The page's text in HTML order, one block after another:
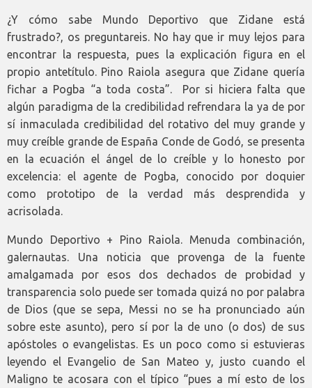
¿Y cómo sabe Mundo Deportivo que Zidane está
frustrado?, os preguntareis. No hay que ir muy lejos para
encontrar la respuesta, pues la explicación figura en el
propio antetítulo. Pino Raiola asegura que Zidane quería
fichar a Pogba “a toda costa”. Por si hiciera falta que
algún paradigma de la credibilidad refrendara la ya de por
sí inmaculada credibilidad del rotativo del muy grande y
muy creíble grande de España Conde de Godó, se presenta
en la ecuación el ángel de lo creíble y lo honesto por
excelencia: el agente de Pogba, conocido por doquier
como prototipo de la verdad más desprendida y
acrisolada.
Mundo Deportivo + Pino Raiola. Menuda combinación,
galernautas. Una noticia que provenga de la fuente
amalgamada por esos dos dechados de probidad y
transparencia solo puede ser tomada quizá no por palabra
de Dios (que se sepa, Messi no se ha pronunciado aún
sobre este asunto), pero sí por la de uno (o dos) de sus
apóstoles o evangelistas. Es un poco como si estuvieras
leyendo el Evangelio de San Mateo y, justo cuando el
Maligno te acosara con el típico “pues a mí esto de los